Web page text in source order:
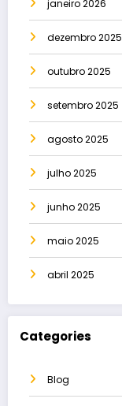
janeiro 2026
dezembro 2025
outubro 2025
setembro 2025
agosto 2025
julho 2025
junho 2025
maio 2025
abril 2025
Categories
Blog